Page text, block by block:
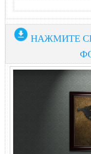
НАЖМИТЕ